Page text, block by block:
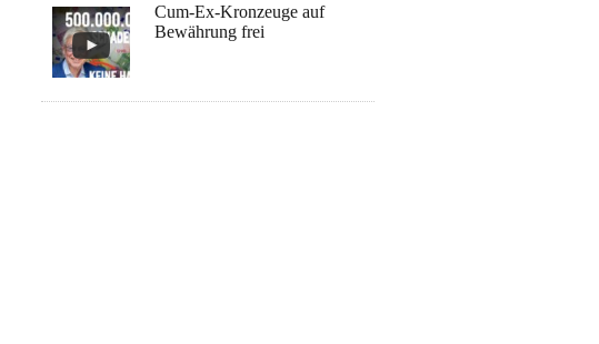
Cum-Ex-Kronzeuge auf
Bewährung frei